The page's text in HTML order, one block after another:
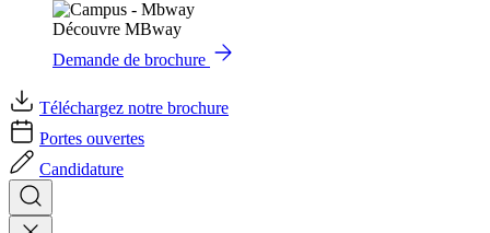
Découvre MBway
Demande de brochure
Téléchargez notre brochure
Portes ouvertes
Candidature